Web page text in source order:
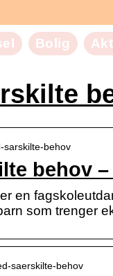
Bolig
sarskilte-behov
behov
en
som trenger
saerskilte-behov